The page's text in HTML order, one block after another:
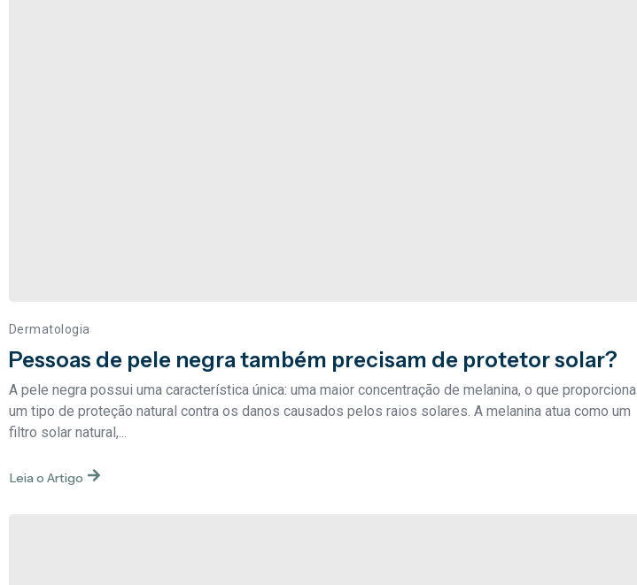
Dermatologia
Pessoas de pele negra também precisam de protetor solar?
A pele negra possui uma característica única: uma maior concentração de melanina, o que proporciona
um tipo de proteção natural contra os danos causados pelos raios solares. A melanina atua como um
filtro solar natural,...
Leia o Artigo